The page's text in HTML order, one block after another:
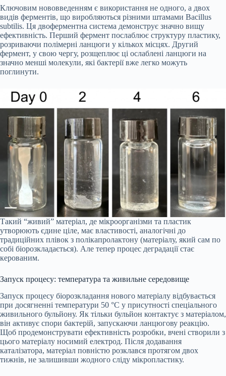
Ключовим нововведенням є використання не одного, а двох
видів ферментів, що виробляються різними штамами Bacillus
subtilis. Ця двоферментна система демонструє значно вищу
ефективність. Перший фермент послаблює структуру пластику,
розриваючи полімерні ланцюги у кількох місцях. Другий
фермент, у свою чергу, розщеплює ці ослаблені ланцюги на
значно менші молекули, які бактерії вже легко можуть
поглинути.
Такий “живий” матеріал, де мікроорганізми та пластик
утворюють єдине ціле, має властивості, аналогічні до
традиційних плівок з полікапролактону (матеріалу, який сам по
собі біорозкладається). Але тепер процес деградації стає
керованим.
Запуск процесу: температура та живильне середовище
Запуск процесу біорозкладання нового матеріалу відбувається
при досягненні температури 50 °C у присутності спеціального
живильного бульйону. Як тільки бульйон контактує з матеріалом,
він активує спори бактерій, запускаючи ланцюгову реакцію.
Щоб продемонструвати ефективність розробки, вчені створили з
цього матеріалу носимий електрод. Після додавання
каталізатора, матеріал повністю розклався протягом двох
тижнів, не залишивши жодного сліду мікропластику.